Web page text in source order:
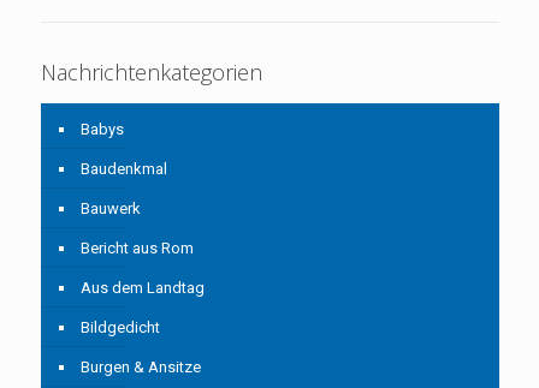
Nachrichtenkategorien
Babys
Baudenkmal
Bauwerk
Bericht aus Rom
Aus dem Landtag
Bildgedicht
Burgen & Ansitze